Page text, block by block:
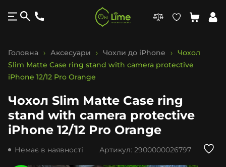
Головна Аксесуари Чохли до iPhone
Чохол
Slim Matte Case ring stand with camera protective
iPhone 12/12 Pro Orange
Чохол Slim Matte Case ring
stand with camera protective
iPhone 12/12 Pro Orange
Немає в наявності Артикул: 2900000026797